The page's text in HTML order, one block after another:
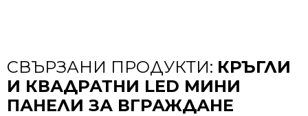
СВЪРЗАНИ ПРОДУКТИ: КРЪГЛИ
И КВАДРАТНИ LED МИНИ
ПАНЕЛИ ЗА ВГРАЖДАНЕ